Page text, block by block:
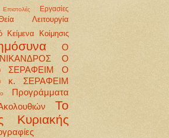
Επιστολές
Εργασίες
Λειτουργία
Κείμενα
Κοίμησις
Ο
Ο
ΣΕΡΑΦΕΙΜ
Ο
κ. ΣΕΡΑΦΕΙΜ
Προγράμματα
Το
Κυριακής